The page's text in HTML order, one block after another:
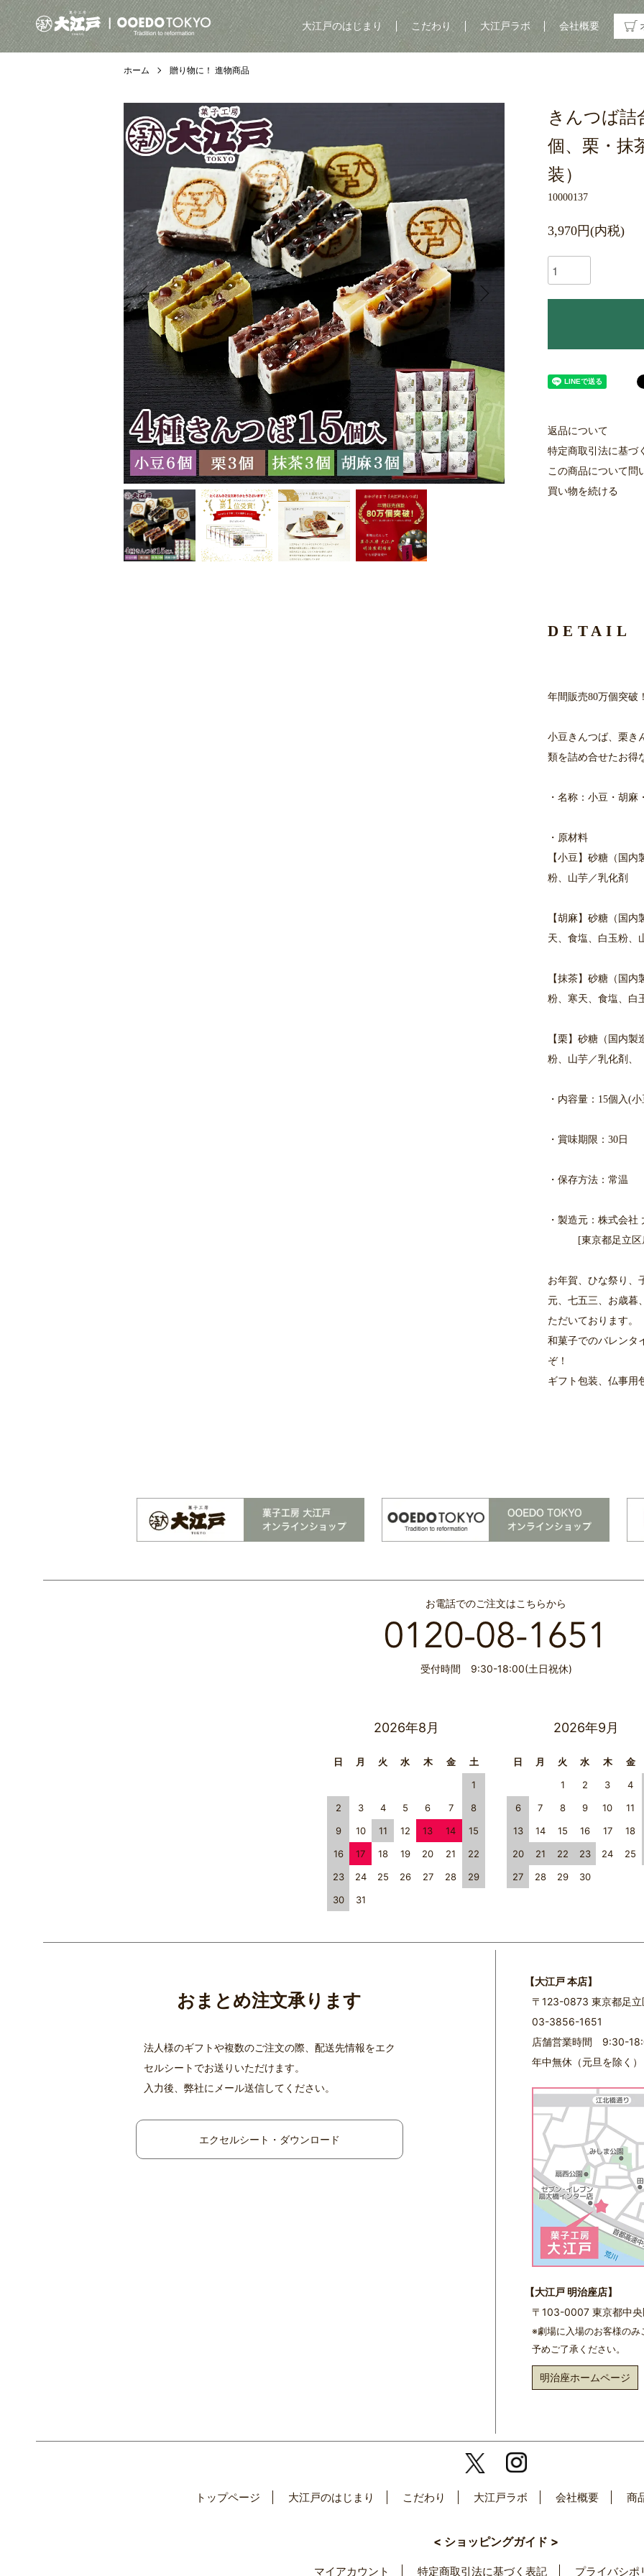
大江戸のはじまり こだわり 大江戸ラボ 会社概要
ホーム 贈り物に！ 進物商品
きんつば
個、栗・抹
装）
10000137
3,970円(内税)
返品について
特定商取引法に基づ
この商品について問
買い物を続ける
DETAIL
年間販売80万個突破
小豆きんつば、栗き
類を詰め合せたお
・名称：小豆・胡
・原材料
【小豆】砂糖（国
粉、山芋／乳化剤
【胡麻】砂糖（国
天、食塩、白玉粉、
【抹茶】砂糖（国
粉、寒天、食塩、白
【栗】砂糖（国内
粉、山芋／乳化剤、
・内容量：15個入(
・賞味期限：30日
・保存方法：常温
・製造元：株式会社
[東京都足立区
お年賀、ひな祭り、
元、七五三、お歳暮
ただいております。
和菓子でのバレンタ
ぞ！
ギフト包装、仏事用
お電話でのご注文はこちらから
受付時間 9:30-18:00(土日祝休)
2026年8月
日 月 火 水 木 金
土
1
2
3 4 5 6 7
8
9
10 11 12 13 14
15
16
17 18 19 20 21
22
23
24 25 26 27 28
29
30
31
2026年9月
日 月 火 水 木 金
1
2 3 4
6
7 8 9 10 11
13
14 15 16 17 18
20
21 22 23 24 25
27
28 29 30
おまとめ注文承ります
法人様のギフトや複数のご注文の際、配送先情報をエク
セルシートでお送りいただけます。
入力後、弊社にメール送信してください。
エクセルシート・ダウンロード
【大江戸 本店】
〒123-0873 東京都足
03-3856-1651
店舗営業時間 9:30-
年中無休（元旦を除く）
【大江戸 明治座店】
〒103-0007 東京都中央
※劇場に入場のお客様のみ
予めご了承ください。
明治座ホームページ
トップページ 大江戸のはじまり こだわり 大江戸ラボ 会社概要 商
< ショッピングガイド >
マイアカウント 特定商取引法に基づく表記 プライバシポ